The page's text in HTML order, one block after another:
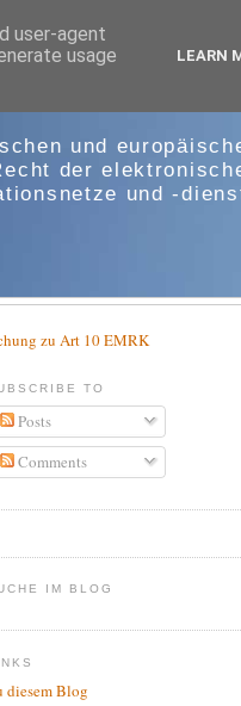
und
der
und -
zu Art 10 EMRK
TO
Posts
Comments
IM BLOG
diesem Blog
user-agent
usage
LEARN